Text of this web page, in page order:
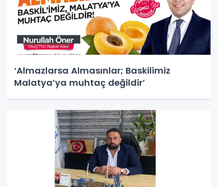
‘Almazlarsa Almasınlar; Baskilimiz
Malatya’ya muhtaç değildir’